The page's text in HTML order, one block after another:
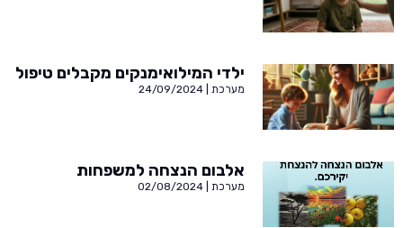
ילדי המילואימנקים מקבלים טיפול
מערכת
אלבום הנצחה למשפחות
מערכת